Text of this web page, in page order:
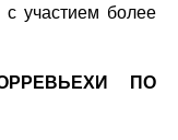
участием более
ПО